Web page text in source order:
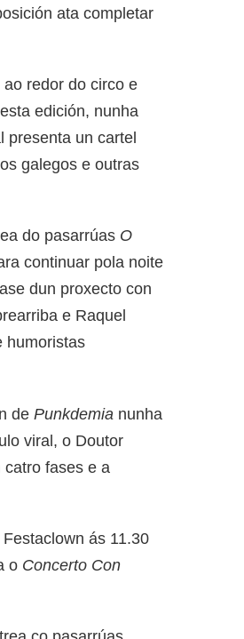
ata completar
redor do circo e
edición, nunha
presenta un cartel
galegos e outras
do pasarrúas O
continuar pola noite
dun proxecto con
e Raquel
humoristas
de Punkdemia nunha
viral, o Doutor
catro fases e a
ás 11.30
o Concerto Con